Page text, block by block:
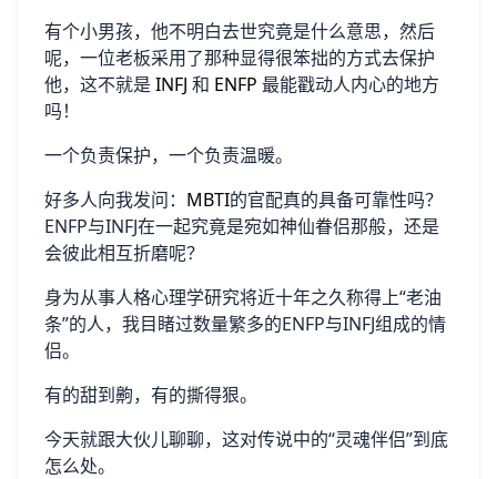
有个小男孩，他不明白去世究竟是什么意思，然后
呢，一位老板采用了那种显得很笨拙的方式去保护
他，这不就是 INFJ 和 ENFP 最能戳动人内心的地方
吗！
一个负责保护，一个负责温暖。
好多人向我发问： MBTI的官配真的具备可靠性吗？
ENFP与INFJ在一起究竟是宛如神仙眷侣那般，还是
会彼此相互折磨呢？
身为从事人格心理学研究将近十年之久称得上“老油
条”的人，我目睹过数量繁多的ENFP与INFJ组成的情
侣。
有的甜到齁，有的撕得狠。
今天就跟大伙儿聊聊，这对传说中的“灵魂伴侣”到底
怎么处。